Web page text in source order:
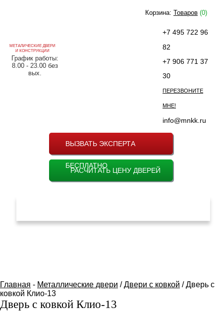
МЕТАЛИЧЕСКИЕ ДВЕРИ
И КОНСТРУКЦИИ
График работы:
8.00 - 23.00 без
вых.
+7 495 722 96
82
+7 906 771 37
30
ПЕРЕЗВОНИТЕ
МНЕ!
info@mnkk.ru
ВЫЗВАТЬ ЭКСПЕРТА
БЕСПЛАТНО
РАСЧИТАТЬ ЦЕНУ ДВЕРЕЙ
Корзина: Товаров (0)
Главная - Металлические двери /Двери с ковкой / Дверь с
ковкой Клио-13
Дверь с ковкой Клио-13